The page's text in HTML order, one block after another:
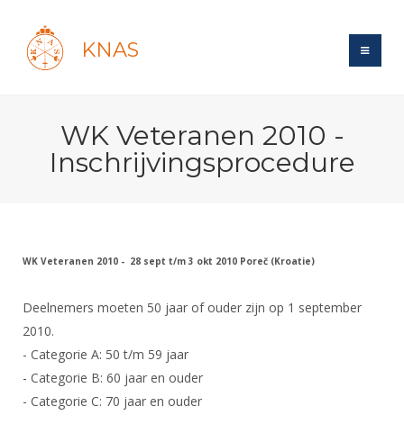
KNAS
Maandelijks archief
Evenement
Website
Bond
Bond
Reglementen
Ledencijfers
Sponsors en Partners
Schermen
Veteranen
Lichtzwaardschermen
Wedstrijdsport
Wat is topsport
NK's
Oranje
DBT
Informatie
Voor de jeugd
Spreekbeurtpakket
Ouders en vereniging
Jeugdkampen
Forums
Schermforum
Nieuws
Contact
WK Veteranen 2010 -
Inschrijvingsprocedure
WK Veteranen 2010 - 28 sept t/m 3 okt 2010 Poreč (Kroatie)
Deelnemers moeten 50 jaar of ouder zijn op 1 september
2010.
- Categorie A: 50 t/m 59 jaar
- Categorie B: 60 jaar en ouder
- Categorie C: 70 jaar en ouder